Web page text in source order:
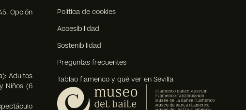
Opción
Adultos
Niños (6
Política de cookies
Accesibilidad
Sostenibilidad
Preguntas frecuentes
Tablao flamenco y qué ver en Sevilla